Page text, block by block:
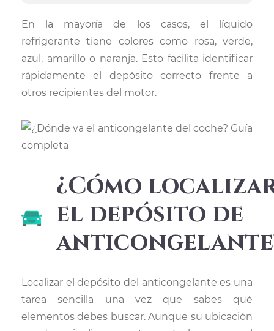
En la mayoría de los casos, el líquido
refrigerante tiene colores como rosa, verde,
azul, amarillo o naranja. Esto facilita identificar
rápidamente el depósito correcto frente a
otros recipientes del motor.
¿Cómo
el depósito de
Localizar el depósito del anticongelante es una
tarea sencilla una vez que sabes qué
elementos debes buscar. Aunque su ubicación